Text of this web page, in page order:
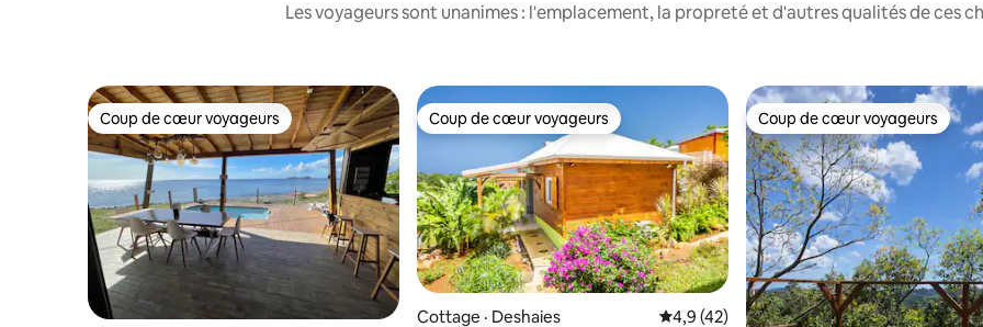
Les voyageurs sont unanimes : l'emplacement, la propreté et d'autres qualités de ces
Coup de cœur voyageurs
Coup de cœur voyageurs Coup de cœur voyageurs
Coup de cœur voyageurs
Cottage · Deshaies Note moyenne de 4,9 sur 5, 42
4,9 (42)
Coup de cœur voyageurs
Coup de cœur voyageurs